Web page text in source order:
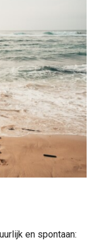
en spontaan: